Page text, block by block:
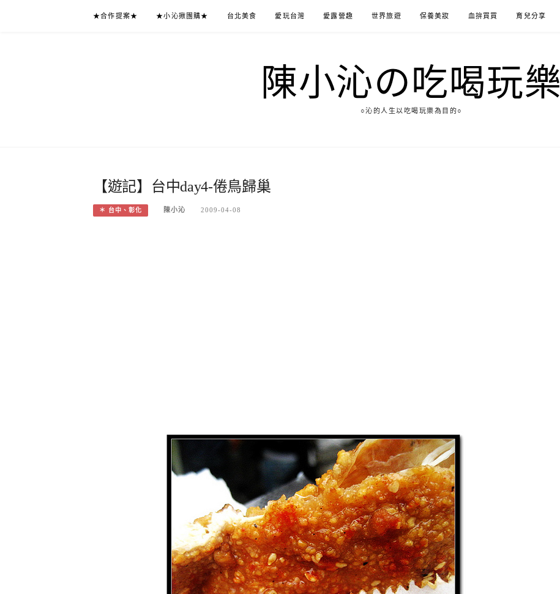
★合作提案★ ★小沁揪團購★ 台北美食 愛玩台灣 愛露營趣 世界旅遊 保養美妝 血拚買買 育兒分享
陳小沁の吃喝玩樂
○沁的人生以吃喝玩樂為目的○
【遊記】台中day4-倦鳥歸巢
＊ 台中、彰化 陳小沁 2009-04-08